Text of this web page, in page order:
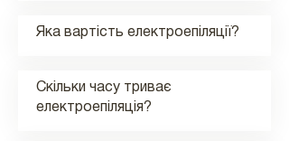
Яка вартість електроепіляції?
Скільки часу триває
електроепіляція?